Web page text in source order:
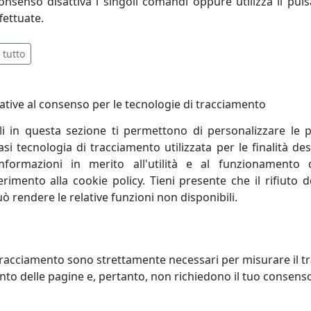
al mondo è la nostra missione: è così che il made in
e manifatturiero condiviso, oltre che di un’impresa
2002, con uno stand provocatorio su cui sventola
il Compasso d’Oro. Mentre il legame con la tradizione
nuova era: colorata, pop, spensierata. Si allunga
Milano.
Cristina Celestino, architetto e designer milanese. La
tutto
al consenso per le tecnologie di tracciamento
in questa sezione ti permettono di personalizzare le
tecnologia di tracciamento utilizzata per le finalità
in merito all'utilità e al
alla cookie policy. Tieni presente che il rifiuto
rendere le relative funzioni non disponibili.
sono strettamente necessari per misurare il
delle pagine e, pertanto, non richiedono il tuo